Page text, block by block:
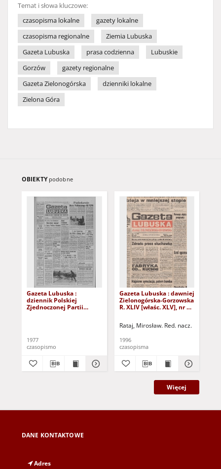
Temat i słowa kluczowe:
czasopisma lokalne
gazety lokalne
czasopisma regionalne
Ziemia Lubuska
Gazeta Lubuska
prasa codzienna
Lubuskie
Gorzów
gazety regionalne
Gazeta Zielonogórska
dzienniki lokalne
Zielona Góra
OBIEKTY podobne
Gazeta Lubuska :
dziennik Polskiej
Zjednoczonej Partii
1977
czasopismo
Gazeta Lubuska : dawniej
Zielonogórska-Gorzowska
R. XLIV [właśc. XLV], nr 52
Rataj, Mirosław. Red. nacz.
1996
czasopisma
Więcej
DANE KONTAKTOWE
Adres